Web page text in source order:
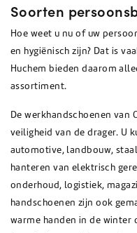
Soorten
Hoe weet u nu of uw
en hygiënisch zijn? Dat is
Huchem bieden daarom
assortiment.
De werkhandschoenen van
veiligheid van de drager. U
automotive, landbouw,
hanteren van elektrisch
onderhoud, logistiek,
handschoenen zijn ook
warme handen in de winter